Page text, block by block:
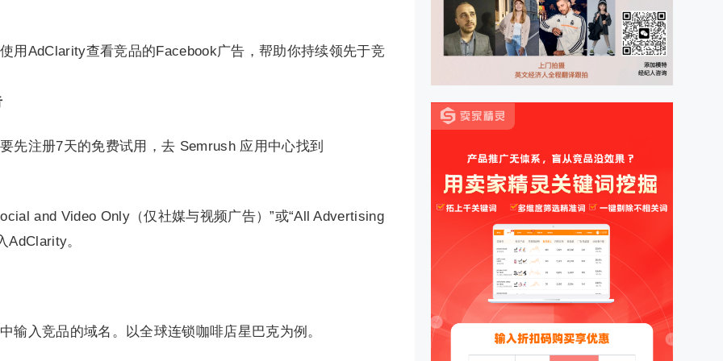
用AdClarity查看竞品的Facebook广告，帮助你持续领先于竞
先注册7天的免费试用，去 Semrush 应用中心找到
and Video Only（仅社媒与视频广告）”或“All Advertising
AdClarity。
输入竞品的域名。以全球连锁咖啡店星巴克为例。